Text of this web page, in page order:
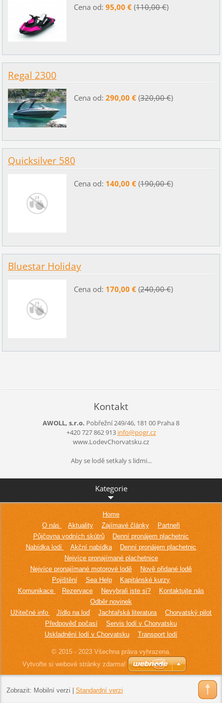
Cena od: 95,00 €(110,00 €)
Regal 2300
Cena od: 290,00 €(320,00 €)
Quicksilver 580
Cena od: 140,00 €(190,00 €)
Bluestar Holiday
Cena od: 170,00 €(240,00 €)
Kontakt
AWOLL, s.r.o. Pobřežní 249/46, 181 00 Praha 8
+420 727 862 913 info@pogr.cz
www.LodevChorvatsku.cz
Aby se lodě setkaly s lidmi...
Kategorie
Home
O nás
Aktuality Zajímavé články
Partneři
Půjčovna vodních skútrů
Denní pronájem plachetnic
Nabídka lodí
Akční nabídka
Denní pronájem plachetnic
Nejvíce pronajímané plachetnice
Nejvíce pronajímané motorové lodě
Nově přidané lodě
Pojištění
Sea Help
Kapitánské kurzy
Komunikace
Rezervace Nevybrali jste si?
Kontaktujte nás
Odběr novinek
Užitečné info
Jídlo na loď Jachtařská literatura
Chorvatský pilot
Předpověď počasí
Servis lodí v Chorvatsku
Uskladnění lodí v Chorvatsku
Transport lodí
© 2015 - 2023 Všechna práva vyhrazena.
Vytvořte si webové stránky zdarma!
Zobrazit: Mobilní verzi | Standardní verzi